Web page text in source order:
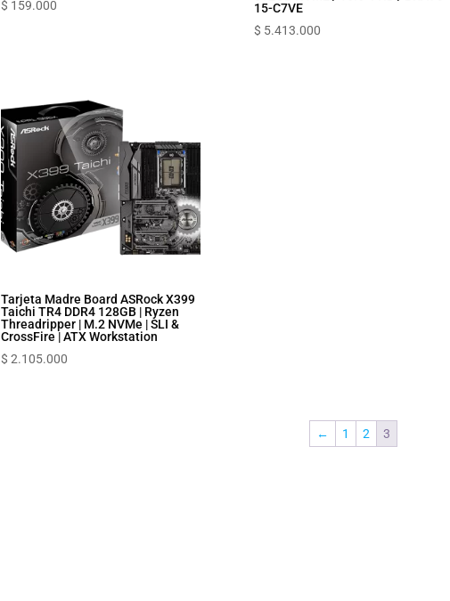
$ 159.000
15-C7VE
$ 5.413.000
Tarjeta Madre Board ASRock X399
Taichi TR4 DDR4 128GB | Ryzen
Threadripper | M.2 NVMe | SLI &
CrossFire | ATX Workstation
$ 2.105.000
← 1 2 3